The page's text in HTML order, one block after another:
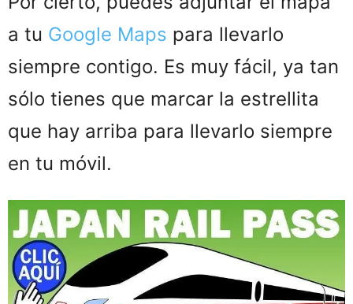
a tu Google Maps para llevarlo
siempre contigo. Es muy fácil, ya tan
sólo tienes que marcar la estrellita
que hay arriba para llevarlo siempre
en tu móvil.